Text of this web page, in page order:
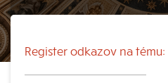
Register odkazov na tému: